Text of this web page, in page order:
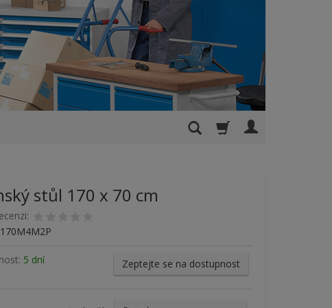
stůl 170 x 70 cm
5 dní Zeptejte se na dostupnost